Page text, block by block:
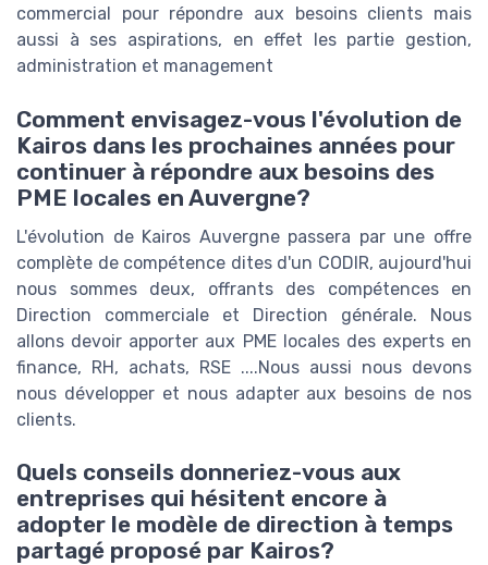
commercial pour répondre aux besoins clients mais
aussi à ses aspirations, en effet les partie gestion,
administration et management
Comment envisagez-vous l'évolution de
Kairos dans les prochaines années pour
continuer à répondre aux besoins des
PME locales en Auvergne?
L'évolution de Kairos Auvergne passera par une offre
complète de compétence dites d'un CODIR, aujourd'hui
nous sommes deux, offrants des compétences en
Direction commerciale et Direction générale. Nous
allons devoir apporter aux PME locales des experts en
finance, RH, achats, RSE ....Nous aussi nous devons
nous développer et nous adapter aux besoins de nos
clients.
Quels conseils donneriez-vous aux
entreprises qui hésitent encore à
adopter le modèle de direction à temps
partagé proposé par Kairos?